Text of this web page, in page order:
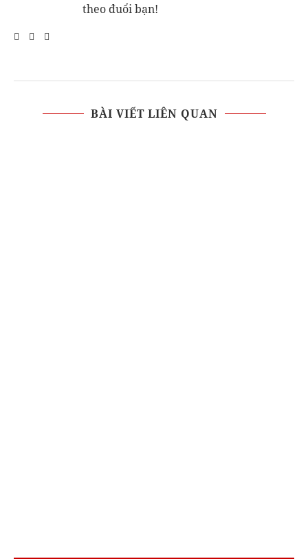
theo đuổi bạn!
BÀI VIẾT LIÊN QUAN